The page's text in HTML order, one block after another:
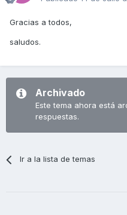
Gracias a todos,
saludos.
Archivado
Este tema ahora está
respuestas.
Ir a la lista de temas